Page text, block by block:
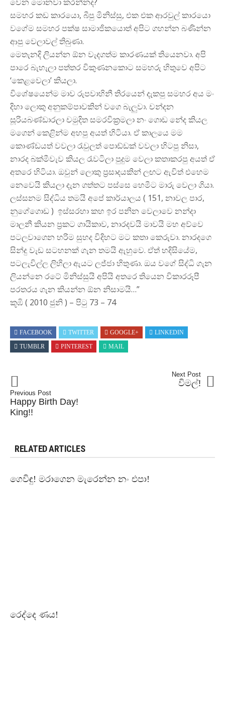
සමහර කඩ කාරයො, බීපු මිනිස්සු, එක එක ආරවුල් කාරයො
වගේම සමහර පක්ෂ සාමාජිකයොත් අපිට ගහන්න බණින්න
ආපු වෙලාවල් තිබුණා.
මෙතැනදි ලියන්න ඕන වැදගත්ම කාරණයක් තියෙනවා. අපි
පාරෙ බැහැලා පත්තර විකුණනකොට සමහරු හිතුවෙ අපිට
‘කෙළවෙලා’ කියලා.
විශේෂයෙන්ම මාව රුපවාහිනී තිරයෙන් දැකපු සමහර අය මං
දිහා ලොකු අනුකම්පාවකින් වගෙ බැලුවා. චන්දන
සූරියබණ්ඩාරලා චමුදිත සමරවික්‍රමලා නං ගොඩ නේද කියල
මගෙන් කෙළින්ම අහපු අයත් හිටියා. ඒ කාලයෙ මම
කොණ්ඩයත් වවලා රැවුලත් පොඩ්ඩක් වවලා හිටපු නිසා,
නාරද බක්මීවැව කියල රැවටිලා පුදුම වෙලා කතාකරපු අයත් ඒ
අතරෙ හිටියා. ඔවුන් ලොකු ප්‍රසාදයකින් ලඟට ඇවිත් එහෙම
නෙවෙයි කියලා දැන ගත්තට පස්සෙ හෙමීට මාරු වෙලා ගියා.
ලස්සනම සිද්ධිය තමයි අපේ කාර්යාලය ( 151, නාවල පාර,
නුගේගොඩ ) ඉස්සරහා කහ ඉර පනින වෙලාවෙ නන්දා
මාලනී කියන ප්‍රකට ගායිකාව, නාරදවයි මාවයි මහ අව්වෙ
පටලවාගෙන හරිම සුහද විදිහට මට කතා කෙරුවා. නාරදගෙ
සින්දු වැඩ සටහනක් ගැන තමයි ඇහුවෙ. ඒත් හදිසියේම,
පටලැවිල්ල ලිහිලා ඇයට ලජ්ජා හිතුණා. ඔය වගේ සිද්ධි ගැන
ලියන්නෙ රටේ මිනිස්සුයි අපියි අතරෙ තියෙන විකාරරූපී
පරතරය ගැන කියන්න ඕන නිසාමයි…”
කූඹි ( 2010 ජුනි ) – පිටු 73 – 74
FACEBOOK TWITTER GOOGLE+
LINKEDIN
TUMBLR
PINTEREST MAIL
Previous Post
Happy Birth Day!
King!!
Next Post
විමල්!
RELATED ARTICLES
ගෙවිඳු! මරාගෙන මැරෙන්න නං එපා!
රෙද්දෙ ණය!